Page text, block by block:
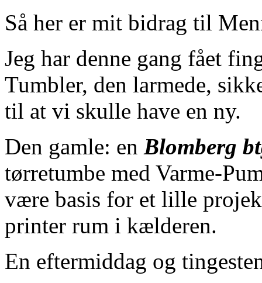
Så her er mit bidrag til
Jeg har denne gang fået
Tumbler, den larmede,
til at vi skulle have en ny.
Den gamle: en Blomberg
tørretumbe med Varme-
være basis for et lille
printer rum i kælderen.
En eftermiddag og